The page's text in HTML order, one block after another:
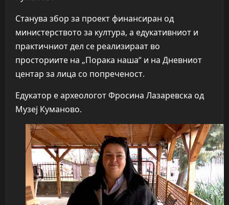
Станува збор за проект финансиран од
министерството за култура, а едукативниот и
практичниот дел се реализираат во
просториите на „Порака наша“ и на Дневниот
центар за лица со попреченост.
Едукатор е археологот Фросина Лазаревска од
Музеј Куманово.